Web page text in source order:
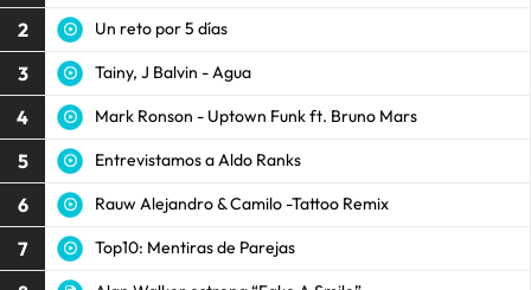
2 Un reto por 5 días
3 Tainy, J Balvin - Agua
4 Mark Ronson - Uptown Funk ft. Bruno Mars
5 Entrevistamos a Aldo Ranks
6 Rauw Alejandro & Camilo -Tattoo Remix
7 Top10: Mentiras de Parejas